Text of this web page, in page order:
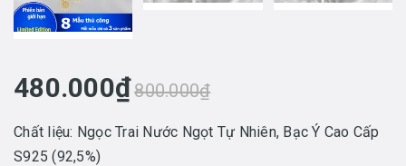
480.000₫800.000₫
Chất liệu: Ngọc Trai Nước Ngọt Tự Nhiên, Bạc Ý Cao Cấp
S925 (92,5%)